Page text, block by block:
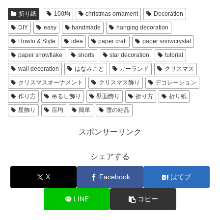
折り紙 100均 christmas ornament
Decoration
DIY
easy handmade
hanging decoration
Howto & Style
idea paper craft
paper snowcrystal
paper snowflake
shorts star decoration
tutorial
wall decoration
はなみこと ガーランド
クリスマス
クリスマスオーナメント
クリスマス飾り
デコレーション
作り方
吊るし飾り 壁面飾り 折り方
折り紙
星飾り
百均 簡単 雪の結晶
スポンサーリンク
シェアする
X Facebook はてブ
LINE コピー